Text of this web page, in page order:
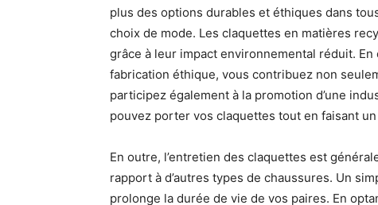
plus des options durables et éthiques dans
choix de mode. Les claquettes en matières
grâce à leur impact environnemental réduit.
fabrication éthique, vous contribuez non
participez également à la promotion d’une
pouvez porter vos claquettes tout en faisant
En outre, l’entretien des claquettes est
rapport à d’autres types de chaussures. Un
prolonge la durée de vie de vos paires. En